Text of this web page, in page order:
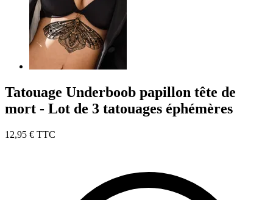
Tatouage Underboob papillon tête de
mort - Lot de 3 tatouages éphémères
12,95 € TTC